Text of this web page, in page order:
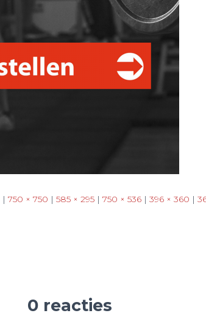
| 750 × 750 | 585 × 295 | 750 × 536 | 396 × 360 |
0 reacties